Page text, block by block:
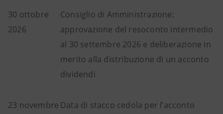
30 ottobre
2026
Consiglio di Amministrazione:
approvazione del resoconto intermedio
al 30 settembre 2026 e deliberazione in
merito alla distribuzione di un acconto
dividendi
23 novembre Data di stacco cedola per l’acconto